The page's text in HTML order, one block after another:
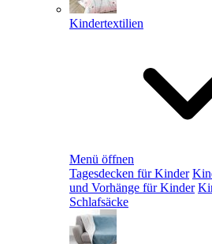
Kindertextilien
Menü öffnen
Tagesdecken für Kinder
und Vorhänge für Kinder
Schlafsäcke